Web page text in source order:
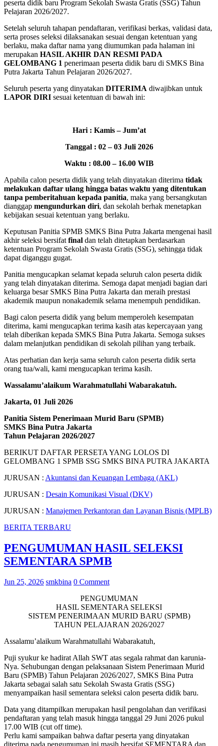
peserta didik baru Program Sekolah Swasta Gratis (SSG) Tahun
Pelajaran 2026/2027.
Setelah seluruh tahapan pendaftaran, verifikasi berkas, validasi data,
serta proses seleksi dilaksanakan sesuai dengan ketentuan yang
berlaku, maka daftar nama yang diumumkan pada halaman ini
merupakan HASIL AKHIR DAN RESMI PADA
GELOMBANG 1 penerimaan peserta didik baru di SMKS Bina
Putra Jakarta Tahun Pelajaran 2026/2027.
Seluruh peserta yang dinyatakan DITERIMA diwajibkan untuk
LAPOR DIRI sesuai ketentuan di bawah ini:
Hari : Kamis – Jum’at
Tanggal : 02 – 03 Juli 2026
Waktu : 08.00 – 16.00 WIB
Apabila calon peserta didik yang telah dinyatakan diterima tidak
melakukan daftar ulang hingga batas waktu yang ditentukan
tanpa pemberitahuan kepada panitia, maka yang bersangkutan
dianggap mengundurkan diri, dan sekolah berhak menetapkan
kebijakan sesuai ketentuan yang berlaku.
Keputusan Panitia SPMB SMKS Bina Putra Jakarta mengenai hasil
akhir seleksi bersifat final dan telah ditetapkan berdasarkan
ketentuan Program Sekolah Swasta Gratis (SSG), sehingga tidak
dapat diganggu gugat.
Panitia mengucapkan selamat kepada seluruh calon peserta didik
yang telah dinyatakan diterima. Semoga dapat menjadi bagian dari
keluarga besar SMKS Bina Putra Jakarta dan meraih prestasi
akademik maupun nonakademik selama menempuh pendidikan.
Bagi calon peserta didik yang belum memperoleh kesempatan
diterima, kami mengucapkan terima kasih atas kepercayaan yang
telah diberikan kepada SMKS Bina Putra Jakarta. Semoga sukses
dalam melanjutkan pendidikan di sekolah pilihan yang terbaik.
Atas perhatian dan kerja sama seluruh calon peserta didik serta
orang tua/wali, kami mengucapkan terima kasih.
Wassalamu’alaikum Warahmatullahi Wabarakatuh.
Jakarta, 01 Juli 2026
Panitia Sistem Penerimaan Murid Baru (SPMB)
SMKS Bina Putra Jakarta
Tahun Pelajaran 2026/2027
BERIKUT DAFTAR PERSETA YANG LOLOS DI
GELOMBANG 1 SPMB SSG SMKS BINA PUTRA JAKARTA
JURUSAN : Akuntansi dan Keuangan Lembaga (AKL)
JURUSAN : Desain Komunikasi Visual (DKV)
JURUSAN : Manajemen Perkantoran dan Layanan Bisnis (MPLB)
BERITA TERBARU
PENGUMUMAN HASIL SELEKSI
SEMENTARA SPMB
Jun 25, 2026 smkbina 0 Comment
PENGUMUMAN
HASIL SEMENTARA SELEKSI
SISTEM PENERIMAAN MURID BARU (SPMB)
TAHUN PELAJARAN 2026/2027
Assalamu’alaikum Warahmatullahi Wabarakatuh,
Puji syukur ke hadirat Allah SWT atas segala rahmat dan karunia-
Nya. Sehubungan dengan pelaksanaan Sistem Penerimaan Murid
Baru (SPMB) Tahun Pelajaran 2026/2027, SMKS Bina Putra
Jakarta sebagai salah satu Sekolah Swasta Gratis (SSG)
menyampaikan hasil sementara seleksi calon peserta didik baru.
Data yang ditampilkan merupakan hasil pengolahan dan verifikasi
pendaftaran yang telah masuk hingga tanggal 29 Juni 2026 pukul
17.00 WIB (cut off time).
Perlu kami sampaikan bahwa daftar peserta yang dinyatakan
diterima pada pengumuman ini masih bersifat SEMENTARA dan